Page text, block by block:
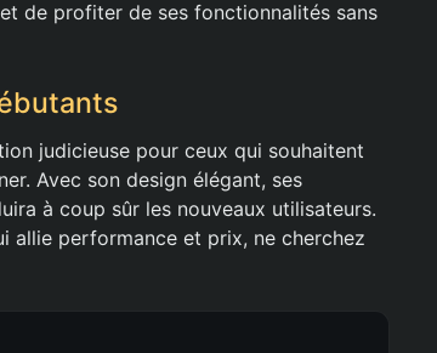
de profiter de ses fonctionnalités sans
judicieuse pour ceux qui souhaitent
Avec son design élégant, ses
à coup sûr les nouveaux utilisateurs.
allie performance et prix, ne cherchez